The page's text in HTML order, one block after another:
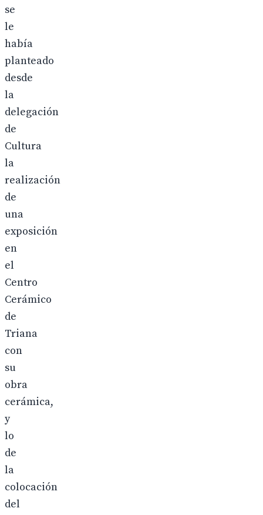
se
le
había
planteado
desde
la
delegación
de
Cultura
la
realización
de
una
exposición
en
el
Centro
Cerámico
de
Triana
con
su
obra
cerámica,
y
lo
de
la
colocación
del